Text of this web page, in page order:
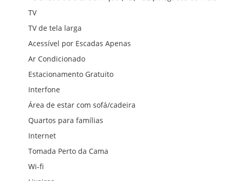
TV
TV de tela larga
Acessível por Escadas Apenas
Ar Condicionado
Estacionamento Gratuito
Interfone
Área de estar com sofá/cadeira
Quartos para famílias
Internet
Tomada Perto da Cama
Wi-fi